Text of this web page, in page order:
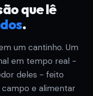
que lê
.
um cantinho. Um
em tempo real -
deles - feito
e alimentar